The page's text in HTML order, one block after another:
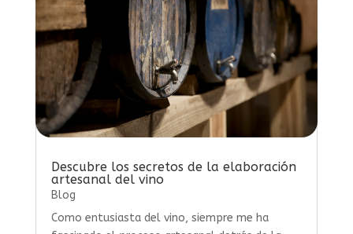
Descubre los secretos de la elaboración
artesanal del vino
Blog
Como entusiasta del vino, siempre me ha